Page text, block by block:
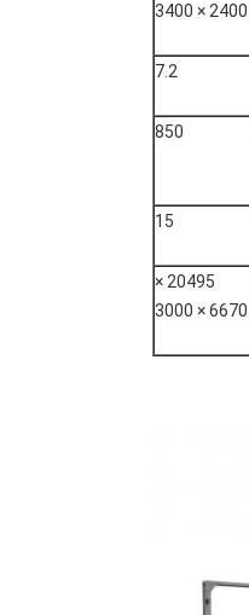
2400 × 3400
7.2
850
15
20495 ×
6670 × 3000